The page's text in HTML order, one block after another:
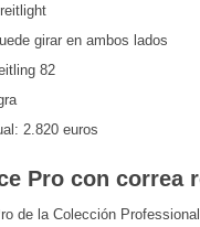
girar en ambos lados
82
2.820 euros
Pro con correa
de la Colección